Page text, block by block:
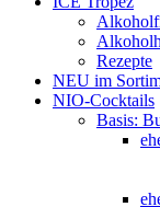
Rezepte
NEU im
NIO-Cocktails
Basis: